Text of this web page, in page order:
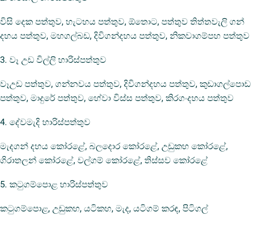
විසි දෙක පත්තුව, හැටහය පත්තුව, ඕතොට, පත්තුව තිත්තවැලි ගන්
දහය පත්තුව, මහගල්බඩ, දිවිගන්දහය පත්තුව, නිකවාගම්පහ පත්තුව
3. වෑ උඩ විල්ලි හාරිස්පත්තුව
වෑඋඩ පත්තුව, ගන්නවය පත්තුව, දිවිගන්දහය පත්තුව, කුඩාගල්පොඩ
පත්තුව, මාදුරේ පත්තුව, හේවා විස්ස පත්තුව, කිරගංදහය පත්තුව
4. දේවමැදි හාරිස්පත්තුව
මැදගන් දහය කෝරළේ, බලදොර කෝරළේ, උඩුකහ කෝරළේ,
ගිරාතලන් කෝරළේ, වල්ගම් කෝරළේ, තිස්සව කෝරළේ
5. කටුගම්පොළ හාරිස්පත්තුව
කටුගම්පොළ, උඩුකහ, යටිකහ, මැද, යටිගම් කරඳ, පිටිගල්